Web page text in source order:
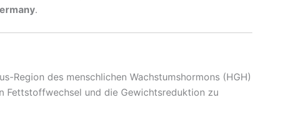
.
Region des menschlichen Wachstumshormons (HGH)
Fettstoffwechsel und die Gewichtsreduktion zu